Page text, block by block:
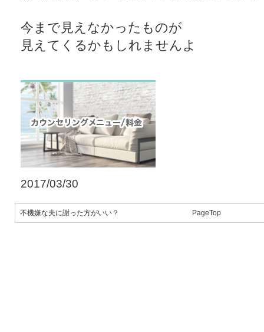
今まで見えなかったものが
見えてくるかもしれませんよ
2017/03/30
不機嫌な夫に謝った方がいい？ PageTop